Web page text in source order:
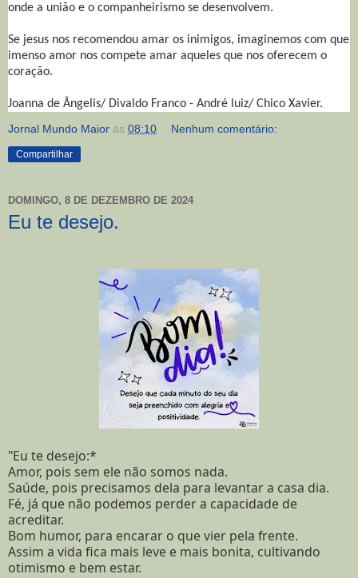
onde a união e o companheirismo se desenvolvem.
Se jesus nos recomendou amar os inimigos, imaginemos com que
imenso amor nos compete amar aqueles que nos oferecem o
coração.
Joanna de Ângelis/ Divaldo Franco - André luiz/ Chico Xavier.
Jornal Mundo Maior às 08:10 Nenhum comentário:
Compartilhar
DOMINGO, 8 DE DEZEMBRO DE 2024
Eu te desejo.
"Eu te desejo:*
Amor, pois sem ele não somos nada.
Saúde, pois precisamos dela para levantar a casa dia.
Fé, já que não podemos perder a capacidade de
acreditar.
Bom humor, para encarar o que vier pela frente.
Assim a vida fica mais leve e mais bonita, cultivando
otimismo e bem estar.